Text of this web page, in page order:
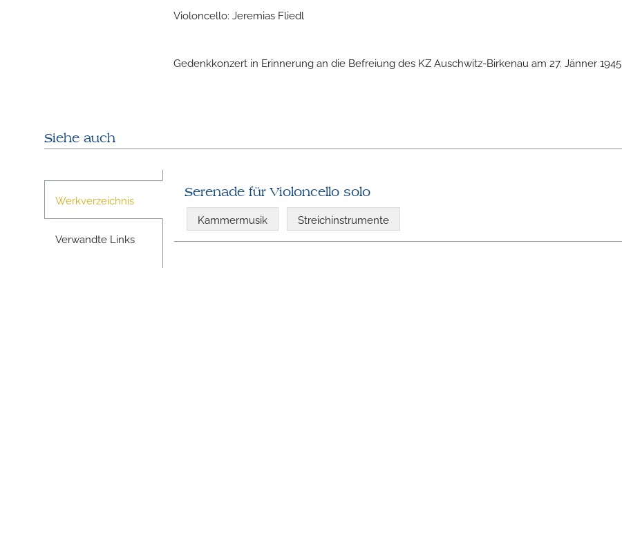
Violoncello: Jeremias Fliedl
Gedenkkonzert in Erinnerung an die Befreiung des KZ Auschwitz-Birkenau am 27. Jänner 1945
Siehe auch
Werkverzeichnis
Verwandte Links
Serenade für Violoncello solo
Kammermusik Streichinstrumente